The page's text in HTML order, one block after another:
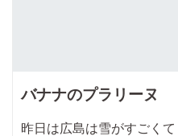
バナナのプラリーヌ
昨日は広島は雪がすごく